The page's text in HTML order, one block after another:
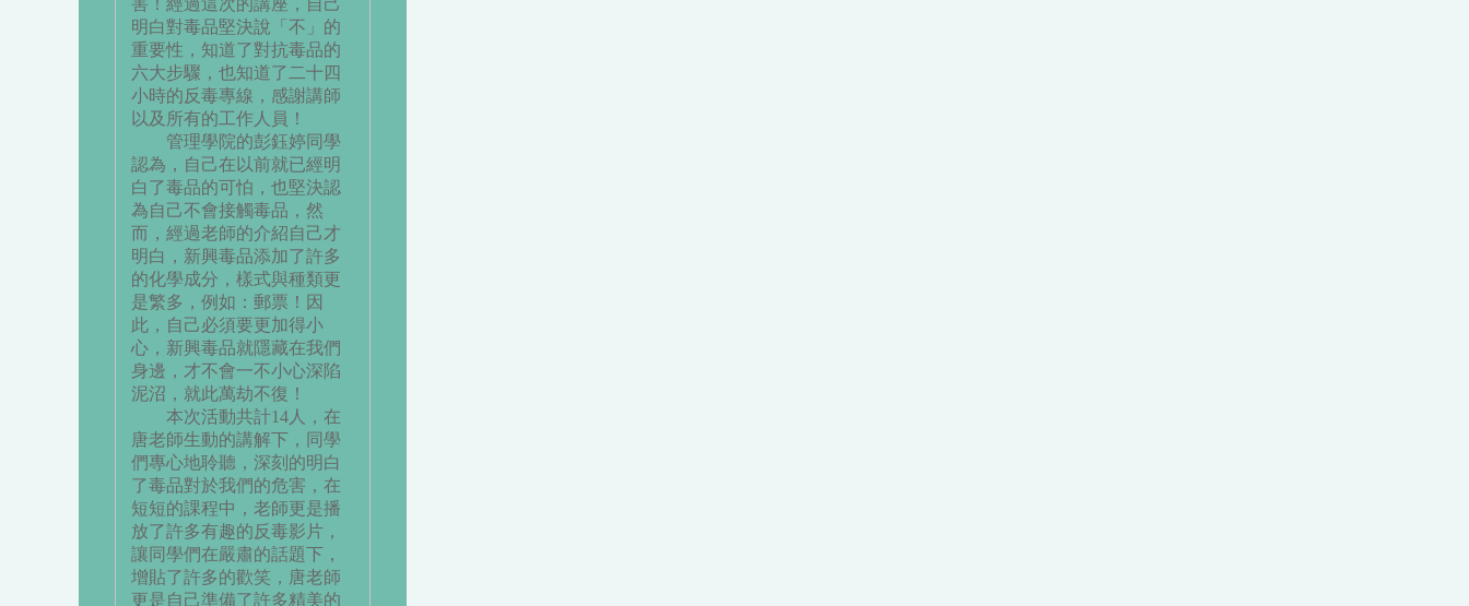
明白對毒品堅決說「不」的
重要性，知道了對抗毒品的
六大步驟，也知道了二十四
小時的反毒專線，感謝講師
以及所有的工作人員！
管理學院的彭鈺婷同學
認為，自己在以前就已經明
白了毒品的可怕，也堅決認
為自己不會接觸毒品，然
而，經過老師的介紹自己才
明白，新興毒品添加了許多
的化學成分，樣式與種類更
是繁多，例如：郵票！因
此，自己必須要更加得小
心，新興毒品就隱藏在我們
身邊，才不會一不小心深陷
泥沼，就此萬劫不復！
本次活動共計14人，在
唐老師生動的講解下，同學
們專心地聆聽，深刻的明白
了毒品對於我們的危害，在
短短的課程中，老師更是播
放了許多有趣的反毒影片，
讓同學們在嚴肅的話題下，
增貼了許多的歡笑，唐老師
更是自己準備了許多精美的